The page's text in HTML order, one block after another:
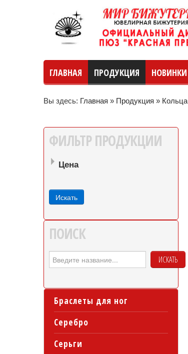
ГЛАВНАЯ ПРОДУКЦИЯ НОВИНКИ
Вы здесь: Главная » Продукция » Кольца
ФИЛЬТР ПРОДУКЦИИ
Цена
ПОИСК
ИСКАТЬ
Браслеты для ног
Серебро
Серьги